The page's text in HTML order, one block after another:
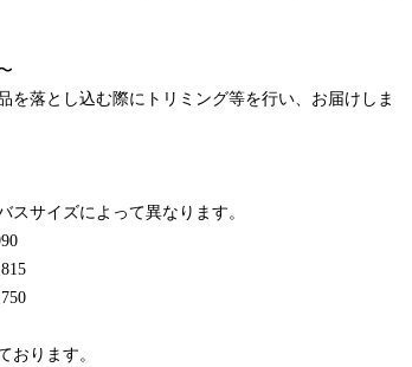
を落とし込む際にトリミング等を行い、お届けしま
スサイズによって異なります。
おります。